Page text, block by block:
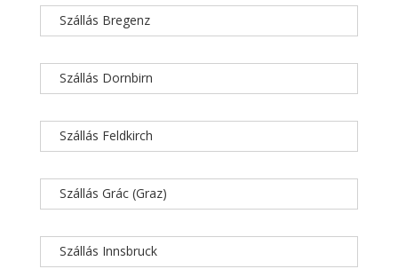
Szállás Bregenz
Szállás Dornbirn
Szállás Feldkirch
Szállás Grác (Graz)
Szállás Innsbruck